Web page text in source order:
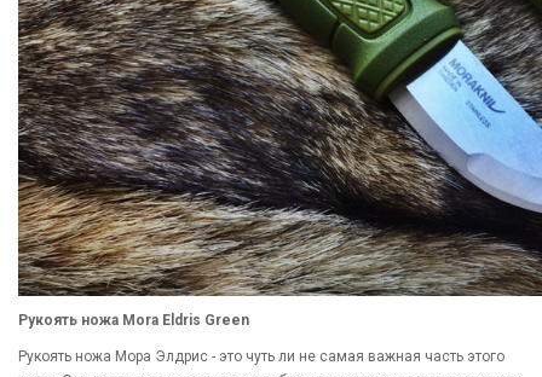
Рукоять ножа Mora Eldris Green
Рукоять ножа Мора Элдрис - это чуть ли не самая важная часть этого